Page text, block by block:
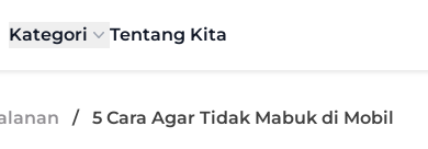
Kategori
Tentang Kita
/ 5 Cara Agar Tidak Mabuk di Mobil